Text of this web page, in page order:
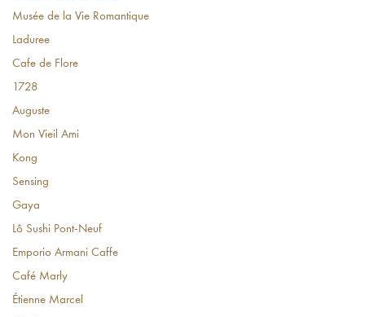
Musée de la Vie Romantique
Laduree
Cafe de Flore
1728
Auguste
Mon Vieil Ami
Kong
Sensing
Gaya
Lô Sushi Pont-Neuf
Emporio Armani Caffe
Café Marly
Étienne Marcel